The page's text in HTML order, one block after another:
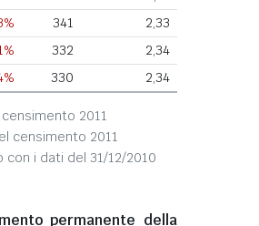
341
2,33
332
2,34
330 2,34
2011
censimento 2011
i dati del 31/12/2010
permanente della